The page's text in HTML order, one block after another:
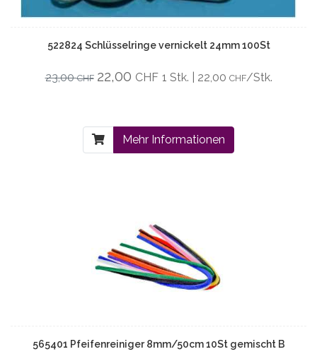
522824 Schlüsselringe vernickelt 24mm 100St
23,00CHF 22,00 CHF 1 Stk. | 22,00 CHF/Stk.
Mehr Informationen
565401 Pfeifenreiniger 8mm/50cm 10St gemischt B